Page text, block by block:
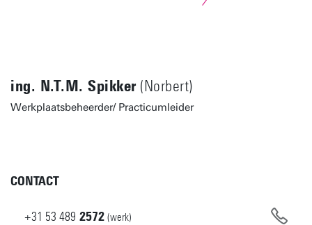
ing. N.T.M. Spikker(Norbert)
Werkplaatsbeheerder/ Practicumleider
CONTACT
+31 53 489 2572 (werk)